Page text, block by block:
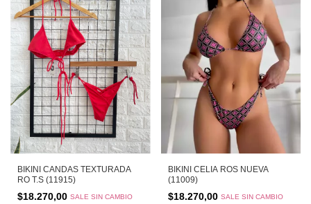
BIKINI CANDAS TEXTURADA
RO T.S (11915)
$18.270,00 SALE SIN CAMBIO
BIKINI CELIA ROS NUEVA
(11009)
$18.270,00 SALE SIN CAMBIO